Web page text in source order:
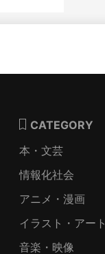
CATEGORY
本・文芸
情報化社会
アニメ・漫画
イラスト・アート
音楽・映像